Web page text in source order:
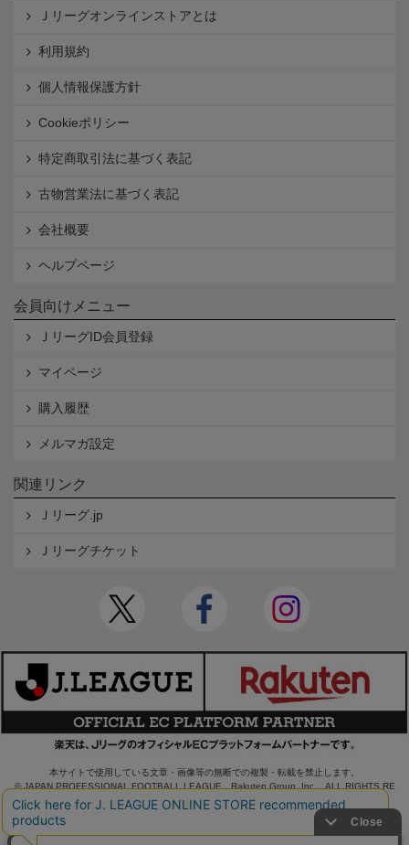
Ｊリーグオンラインストアとは
利用規約
個人情報保護方針
Cookieポリシー
特定商取引法に基づく表記
古物営業法に基づく表記
会社概要
ヘルプページ
会員向けメニュー
ＪリーグID会員登録
マイページ
購入履歴
メルマガ設定
関連リンク
Ｊリーグ.jp
Ｊリーグチケット
本サイトで使用している文章・画像等の無断での複製・転載を禁止します。
© JAPAN PROFESSIONAL FOOTBALL LEAGUE Rakuten Group, Inc. ALL RIGHTS RE
SERVED.